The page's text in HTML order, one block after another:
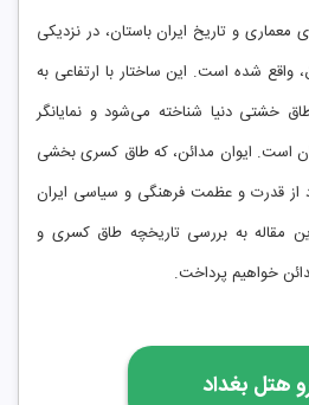
و تاریخ ایران باستان، در نزدیکی
واقع شده است. این ساختار با ارتفاعی به
طاق خشتی دنیا شناخته می‌شود و نمایانگر
است. ایوان مدائن، که طاق کسری بخشی
از قدرت و عظمت فرهنگی و سیاسی ایران
مقاله به بررسی تاریخچه طاق کسری و
خواهیم پرداخت.
هتل بغداد